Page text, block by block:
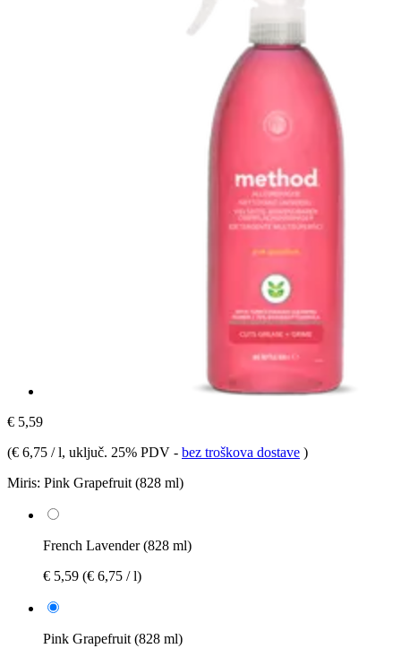
€ 5,59
(€ 6,75 / l, uključ. 25% PDV - bez troškova dostave )
Miris: Pink Grapefruit (828 ml)
French Lavender (828 ml)
€ 5,59 (€ 6,75 / l)
Pink Grapefruit (828 ml)